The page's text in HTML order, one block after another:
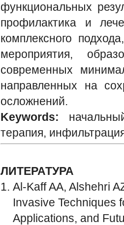
функциональных
профилактика и
комплексного
мероприятия,
современных
направленных на
осложнений.
Keywords:
терапия,
ЛИТЕРАТУРА
Al-Kaff AA, Alshehri
Invasive Techniques
Applications, and